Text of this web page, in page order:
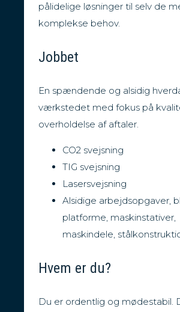
pålidelige løsninger til selv de
komplekse behov.
Jobbet
En spændende og alsidig
værkstedet med fokus på
overholdelse af aftaler.
CO2 svejsning
TIG svejsning
Lasersvejsning
Alsidige arbejdsopgaver,
platforme, maskinstativer,
maskindele,
Hvem er du?
Du er ordentlig og mødestabil.